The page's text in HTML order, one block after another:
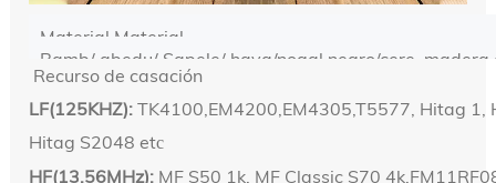
Material Material
Bamb/ abedu/ Sapele/ haya/nogal negro/cere, madera
Recurso de casación
LF(125KHZ): TK4100,EM4200,EM4305,T5577, Hitag 1,
Hitag S2048 etc
HF(13.56MHz): MF S50 1k, MF Classic S70